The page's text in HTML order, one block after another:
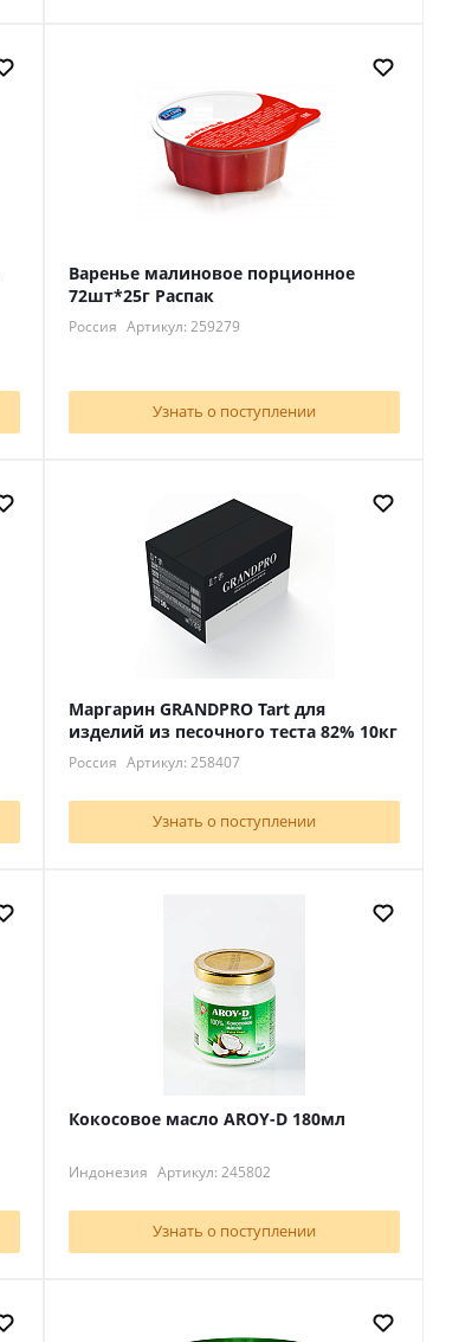
Варенье малиновое порционное
72шт*25г Распак
Россия Артикул: 259279
Узнать о поступлении
Маргарин GRANDPRO Tart для
изделий из песочного теста 82% 10кг
Россия Артикул: 258407
Узнать о поступлении
Кокосовое масло AROY-D 180мл
Индонезия Артикул: 245802
Узнать о поступлении